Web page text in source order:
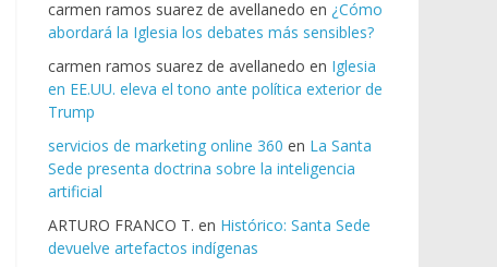
carmen ramos suarez de avellanedo en ¿Cómo
abordará la Iglesia los debates más sensibles?
carmen ramos suarez de avellanedo en Iglesia
en EE.UU. eleva el tono ante política exterior de
Trump
servicios de marketing online 360 en La Santa
Sede presenta doctrina sobre la inteligencia
artificial
ARTURO FRANCO T. en Histórico: Santa Sede
devuelve artefactos indígenas